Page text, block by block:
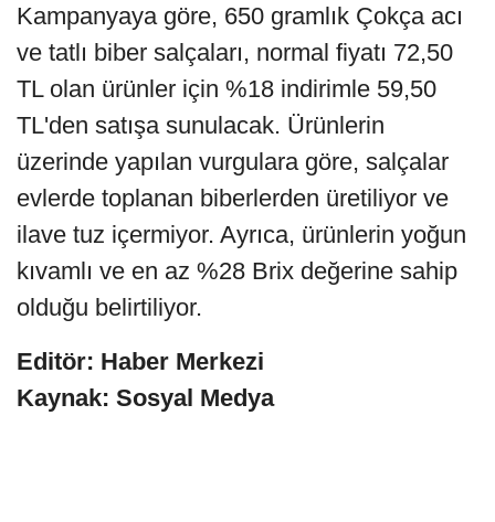
Kampanyaya göre, 650 gramlık Çokça acı
ve tatlı biber salçaları, normal fiyatı 72,50
TL olan ürünler için %18 indirimle 59,50
TL'den satışa sunulacak. Ürünlerin
üzerinde yapılan vurgulara göre, salçalar
evlerde toplanan biberlerden üretiliyor ve
ilave tuz içermiyor. Ayrıca, ürünlerin yoğun
kıvamlı ve en az %28 Brix değerine sahip
olduğu belirtiliyor.
Editör: Haber Merkezi
Kaynak: Sosyal Medya